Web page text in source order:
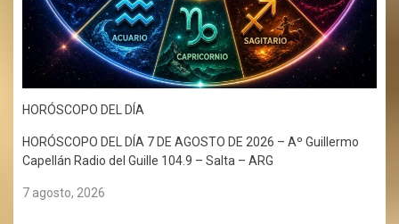
HORÓSCOPO DEL DÍA
HORÓSCOPO DEL DÍA 7 DE AGOSTO DE 2026 – Aº Guillermo
Capellán Radio del Guille 104.9 – Salta – ARG
7 agosto, 2026